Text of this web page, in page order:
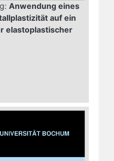
Anwendung eines
auf ein
elastoplastischer